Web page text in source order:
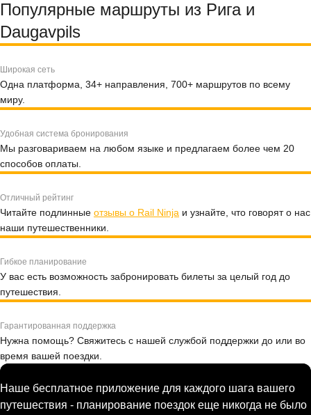
Популярные маршруты из Рига и
Daugavpils
Широкая сеть
Одна платформа, 34+ направления, 700+ маршрутов по всему
миру.
Удобная система бронирования
Мы разговариваем на любом языке и предлагаем более чем 20
способов оплаты.
Отличный рейтинг
Читайте подлинные отзывы о Rail Ninja и узнайте, что говорят о нас
наши путешественники.
Гибкое планирование
У вас есть возможность забронировать билеты за целый год до
путешествия.
Гарантированная поддержка
Нужна помощь? Свяжитесь с нашей службой поддержки до или во
время вашей поездки.
Наше бесплатное приложение для каждого шага вашего
путешествия - планирование поездок еще никогда не было